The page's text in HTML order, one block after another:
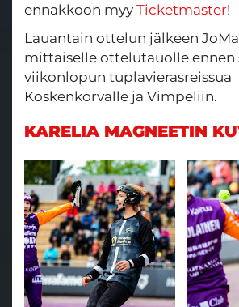
ennakkoon myy Ticketmaster!
Lauantain ottelun jälkeen
mittaiselle ottelutauolle ennen
viikonlopun tuplavierasreissua
Koskenkorvalle ja Vimpeliin.
KARELIA MAGNEETIN